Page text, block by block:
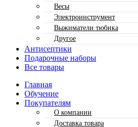
Весы
Электроинструмент
Выжиматели тюбика
Другое
Антисептики
Подарочные наборы
Все товары
Главная
Обучение
Покупателям
О компании
Доставка товара